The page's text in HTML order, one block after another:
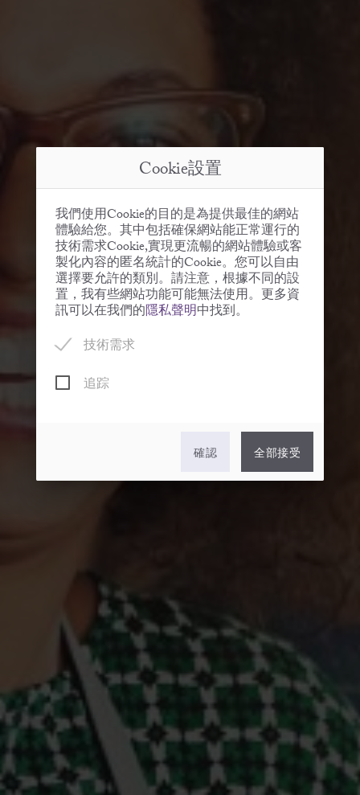
Cookie設置
我們使用Cookie的目的是為提供最佳的網站
體驗給您。其中包括確保網站能正常運行的
技術需求Cookie,實現更流暢的網站體驗或客
製化內容的匿名統計的Cookie。您可以自由
選擇要允許的類別。請注意，根據不同的設
置，我有些網站功能可能無法使用。更多資
訊可以在我們的隱私聲明中找到。
技術需求
追踪
確認 全部接受